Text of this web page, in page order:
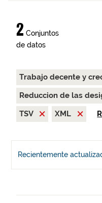
2 Conjuntos
de datos
Trabajo decente y
Reduccion de las
TSV
XML
Recientemente